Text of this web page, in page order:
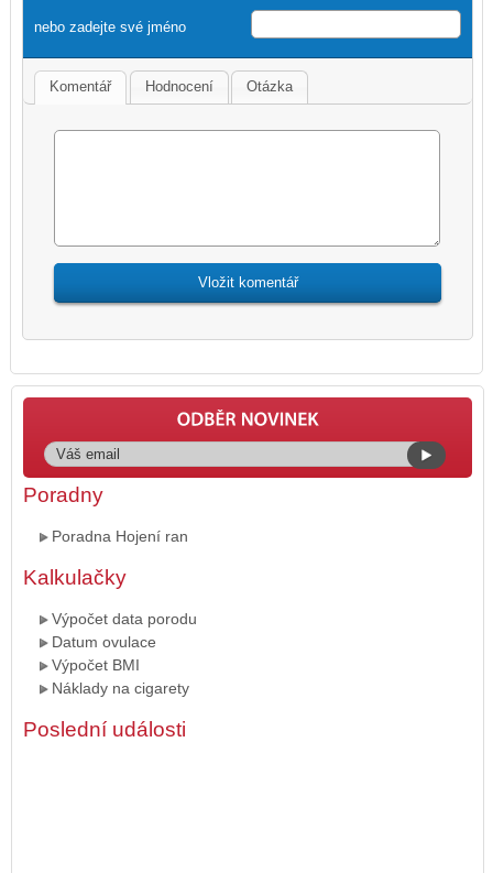
nebo zadejte své jméno
Komentář Hodnocení Otázka
Poradny
Poradna Hojení ran
Kalkulačky
Výpočet data porodu
Datum ovulace
Výpočet BMI
Náklady na cigarety
Poslední události